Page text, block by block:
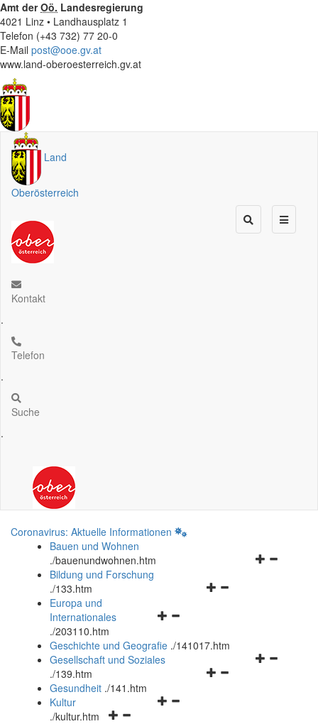
Amt derOö. Landesregierung
4021 Linz • Landhausplatz 1
Telefon (+43 732) 77 20-0
E-Mail post@ooe.gv.at
www.land-oberoesterreich.gv.at
Land
Oberösterreich
Kontakt
.
Telefon
.
Suche
.
Coronavirus: Aktuelle Informationen
Bauen und Wohnen
./bauenundwohnen.htm
Navigationsmenü
Bildung und Forschung
./133.htm
Navigationsmenü
und
schließen
Europa und
Internationales
./203110.htm
Geschichte und Geografie ./141017.htm
Navigationsmenü
Gesellschaft und Soziales
./139.htm
Navigationsmenü
Gesundheit ./141.htm
Navigationsmenü
Kultur
./kultur.htm